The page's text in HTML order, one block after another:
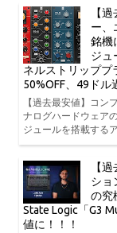
【
ー、
銘機
ジュ
ネルストリッププ
50%OFF、49ドル
【過去最安値】コン
ナログハードウェア
ジュールを搭載する
【
ショ
の究
State Logic「G3
値に！！！